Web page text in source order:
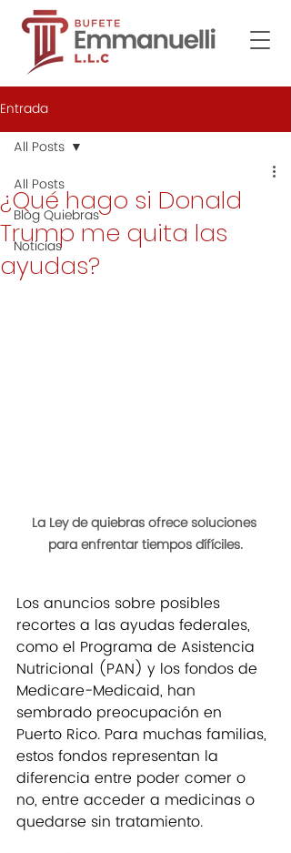
Entrada
All Posts
Blog Quiebras
Noticias
All Posts
¿Qué hago si Donald
Trump me quita las
ayudas?
La Ley de quiebras ofrece soluciones
para enfrentar tiempos dífíciles.
Los anuncios sobre posibles
recortes a las ayudas federales,
como el Programa de Asistencia
Nutricional (PAN) y los fondos de
Medicare-Medicaid, han
sembrado preocupación en
Puerto Rico. Para muchas familias,
estos fondos representan la
diferencia entre poder comer o
no, entre acceder a medicinas o
quedarse sin tratamiento.